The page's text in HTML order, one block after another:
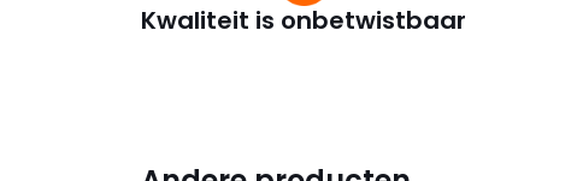
Kwaliteit is onbetwistbaar